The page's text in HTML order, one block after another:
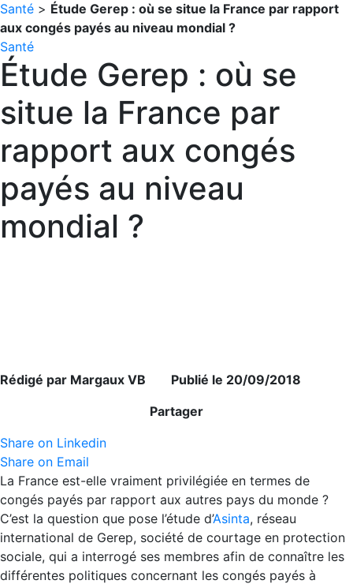
Santé > Étude Gerep : où se situe la France par rapport
aux congés payés au niveau mondial ?
Santé
Étude Gerep : où se
situe la France par
rapport aux congés
payés au niveau
mondial ?
Rédigé par Margaux VB Publié le 20/09/2018
Partager
Share on Linkedin
Share on Email
La France est-elle vraiment privilégiée en termes de
congés payés par rapport aux autres pays du monde ?
C’est la question que pose l’étude d’Asinta, réseau
international de Gerep, société de courtage en protection
sociale, qui a interrogé ses membres afin de connaître les
différentes politiques concernant les congés payés à